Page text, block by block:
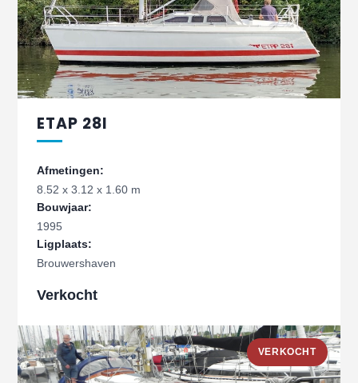
ETAP 28I
Afmetingen:
8.52 x 3.12 x 1.60 m
Bouwjaar:
1995
Ligplaats:
Brouwershaven
Verkocht
VERKOCHT